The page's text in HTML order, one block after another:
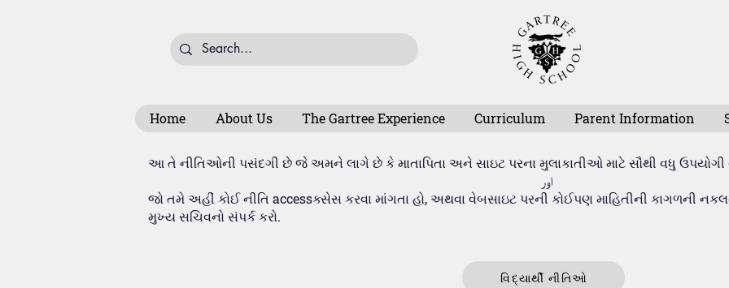
Home About Us The Gartree Experience Curriculum Parent Information
આ તે નીતિઓની પસંદગી છે જે અમને લાગે છે કે માતાપિતા અને સાઇટ પરના મુલાકાતીઓ માટે સૌથી વધુ
اور
જો તમે અહીં કોઈ નીતિ accessક્સેસ કરવા માંગતા હો, અથવા વેબસાઇટ પરની કોઈપણ માહિતીની કાગળની
મુખ્ય સચિવનો સંપર્ક કરો.
વિદ્યાર્થી નીતિઓ